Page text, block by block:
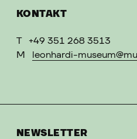
KONTAKT
T
+49 351 268 3513
M
leonhardi-
NEWSLETTER